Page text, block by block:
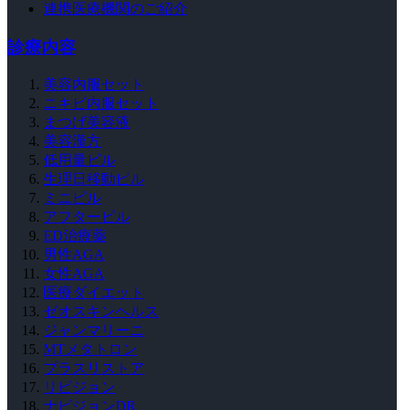
連携医療機関のご紹介
診療内容
美容内服セット
ニキビ内服セット
まつげ美容液
美容漢方
低用量ピル
生理日移動ピル
ミニピル
アフターピル
ED治療薬
男性AGA
女性AGA
医療ダイエット
ゼオスキンヘルス
ジャンマリーニ
MTメタトロン
プラスリストア
リビジョン
ナビジョンDR